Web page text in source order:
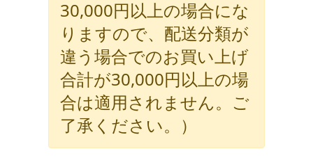
30,000円以上の場合にな
りますので、配送分類が
違う場合でのお買い上げ
合計が30,000円以上の場
合は適用されません。ご
了承ください。）